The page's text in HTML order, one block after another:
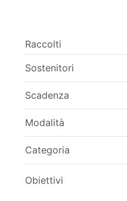
Raccolti
Sostenitori
Scadenza
Modalità
Categoria
Obiettivi